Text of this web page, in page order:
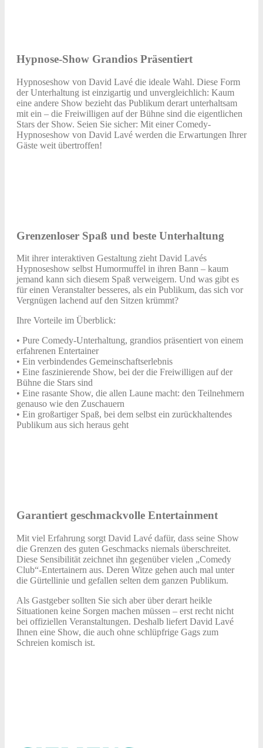
Hypnose-Show Grandios Präsentiert
Hypnoseshow von David Lavé die ideale Wahl. Diese Form
der Unterhaltung ist einzigartig und unvergleichlich: Kaum
eine andere Show bezieht das Publikum derart unterhaltsam
mit ein – die Freiwilligen auf der Bühne sind die eigentlichen
Stars der Show. Seien Sie sicher: Mit einer Comedy-
Hypnoseshow von David Lavé werden die Erwartungen Ihrer
Gäste weit übertroffen!
Grenzenloser Spaß und beste Unterhaltung
Mit ihrer interaktiven Gestaltung zieht David Lavés
Hypnoseshow selbst Humormuffel in ihren Bann – kaum
jemand kann sich diesem Spaß verweigern. Und was gibt es
für einen Veranstalter besseres, als ein Publikum, das sich vor
Vergnügen lachend auf den Sitzen krümmt?
Ihre Vorteile im Überblick:
• Pure Comedy-Unterhaltung, grandios präsentiert von einem
erfahrenen Entertainer
• Ein verbindendes Gemeinschaftserlebnis
• Eine faszinierende Show, bei der die Freiwilligen auf der
Bühne die Stars sind
• Eine rasante Show, die allen Laune macht: den Teilnehmern
genauso wie den Zuschauern
• Ein großartiger Spaß, bei dem selbst ein zurückhaltendes
Publikum aus sich heraus geht
Garantiert geschmackvolle Entertainment
Mit viel Erfahrung sorgt David Lavé dafür, dass seine Show
die Grenzen des guten Geschmacks niemals überschreitet.
Diese Sensibilität zeichnet ihn gegenüber vielen „Comedy
Club“-Entertainern aus. Deren Witze gehen auch mal unter
die Gürtellinie und gefallen selten dem ganzen Publikum.
Als Gastgeber sollten Sie sich aber über derart heikle
Situationen keine Sorgen machen müssen – erst recht nicht
bei offiziellen Veranstaltungen. Deshalb liefert David Lavé
Ihnen eine Show, die auch ohne schlüpfrige Gags zum
Schreien komisch ist.